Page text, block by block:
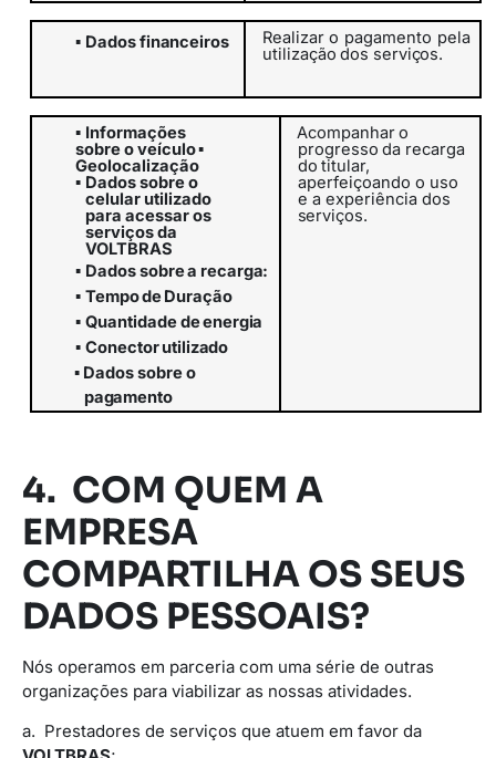
▪ Dadosfinanceiros Realizar o pagamento pela
utilização dos serviços.
▪ Informações
sobre o veículo▪
Geolocalização
▪ Dados sobre o
celular utilizado
para acessar os
serviços da
VOLTBRAS
▪ Dadossobrea recarga:
▪ TempodeDuração
▪ Quantidadedeenergia
▪ Conectorutilizado
▪ Dadossobreo
pagamento
Acompanhar o
progresso da recarga
do titular,
aperfeiçoando o uso
e a experiência dos
serviços.
4. COM QUEM A
EMPRESA
COMPARTILHA OS SEUS
DADOS PESSOAIS?
Nós operamos em parceria com uma série de outras
organizações para viabilizar as nossas atividades.
a. Prestadores de serviços que atuem em favor da